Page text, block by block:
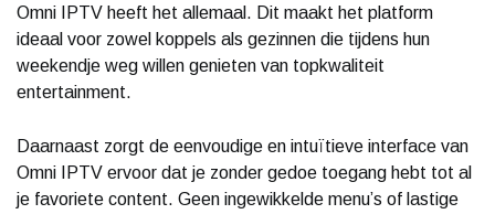
Omni IPTV heeft het allemaal. Dit maakt het platform
ideaal voor zowel koppels als gezinnen die tijdens hun
weekendje weg willen genieten van topkwaliteit
entertainment.
Daarnaast zorgt de eenvoudige en intuïtieve interface van
Omni IPTV ervoor dat je zonder gedoe toegang hebt tot al
je favoriete content. Geen ingewikkelde menu’s of lastige